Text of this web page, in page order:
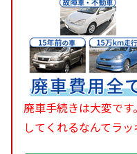
廃車手続きは大変で
してくれるなんてラッ